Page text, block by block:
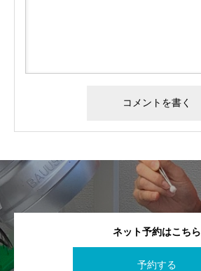
ネット予約はこちら
予約する